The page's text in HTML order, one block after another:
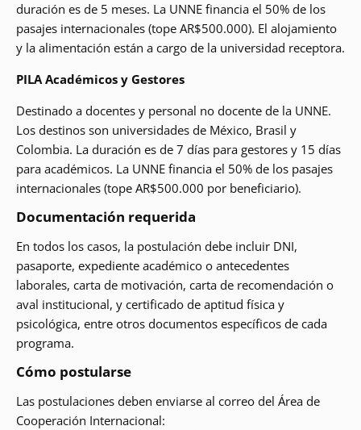
duración es de 5 meses. La UNNE financia el 50% de los
pasajes internacionales (tope AR$500.000). El alojamiento
y la alimentación están a cargo de la universidad receptora.
PILA Académicos y Gestores
Destinado a docentes y personal no docente de la UNNE.
Los destinos son universidades de México, Brasil y
Colombia. La duración es de 7 días para gestores y 15 días
para académicos. La UNNE financia el 50% de los pasajes
internacionales (tope AR$500.000 por beneficiario).
Documentación requerida
En todos los casos, la postulación debe incluir DNI,
pasaporte, expediente académico o antecedentes
laborales, carta de motivación, carta de recomendación o
aval institucional, y certificado de aptitud física y
psicológica, entre otros documentos específicos de cada
programa.
Cómo postularse
Las postulaciones deben enviarse al correo del Área de
Cooperación Internacional: